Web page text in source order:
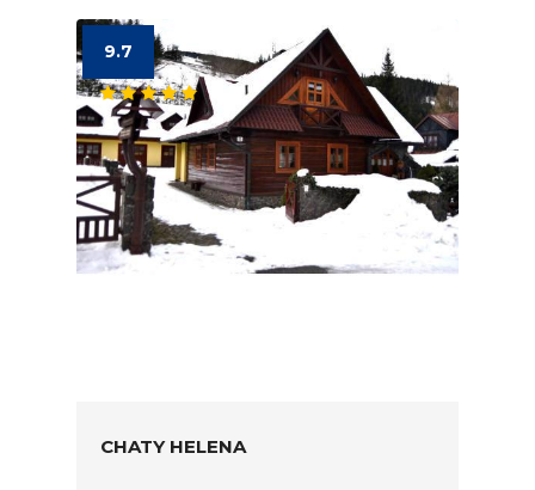
9.7
CHATY HELENA